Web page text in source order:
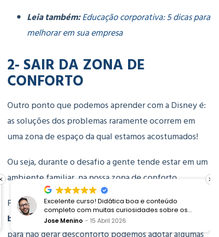
Leia também:Educação corporativa: 5 dicas para
melhorar em sua empresa
2- SAIR DA ZONA DE
CONFORTO
Outro ponto que podemos aprender com a Disney é:
as soluções dos problemas raramente ocorrem em
uma zona de espaço da qual estamos acostumados!
Ou seja, durante o desafio a gente tende estar em um
ambiente familiar, na nossa zona de conforto.
Porém,é necessário ir além do comodismo e
buscar soluções em ambientes diferentes
Excelente curso! Didática boa e conteúdo
completo com muitas curiosidades sobre os
processos Disney e a proposta de encantamento
Jose Menino 15 Abril 2026